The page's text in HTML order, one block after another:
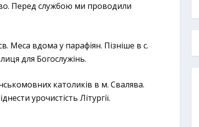
Перед службою ми проводили
Меса вдома у парафіян. Пізніше в с.
для Богослужінь.
католиків в м. Свалява.
урочистість Літургії.